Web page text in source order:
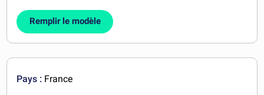
Remplir le modèle
Pays : France